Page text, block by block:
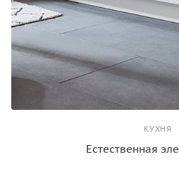
КУХНЯ
Естественная